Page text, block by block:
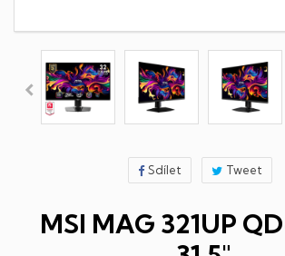
Sdílet Tweet
MSI MAG 321UP